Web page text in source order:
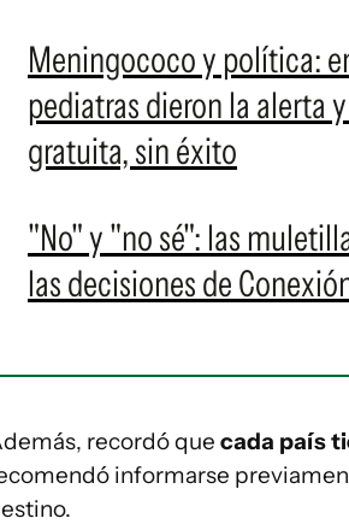
Meningococo y política:
pediatras dieron la alerta
gratuita, sin éxito
"No" y "no sé": las
las decisiones de
recordó que cada país
informarse